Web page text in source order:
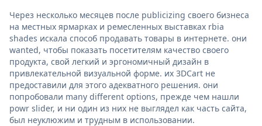
Через несколько месяцев после publicizing своего бизнеса
на местных ярмарках и ремесленных выставках rbia
shades искала способ продавать товары в интернете. они
wanted, чтобы показать посетителям качество своего
продукта, свой легкий и эргономичный дизайн в
привлекательной визуальной форме. их 3DCart не
предоставили для этого адекватного решения. они
попробовали many different options, прежде чем нашли
powr slider, и ни один из них не выглядел как часть сайта,
был неуклюжим и трудным в использовании.